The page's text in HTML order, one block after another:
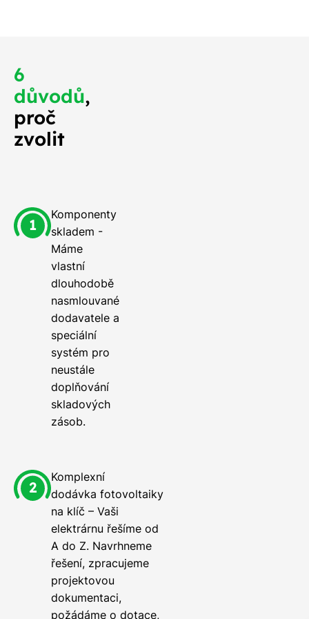
6
důvodů,
proč
zvolit
Komponenty
skladem -
Máme
vlastní
dlouhodobě
nasmlouvané
dodavatele a
speciální
systém pro
neustále
doplňování
skladových
zásob.
Komplexní
dodávka fotovoltaiky
na klíč – Vaši
elektrárnu řešíme od
A do Z. Navrhneme
řešení, zpracujeme
projektovou
dokumentaci,
požádáme o dotace,